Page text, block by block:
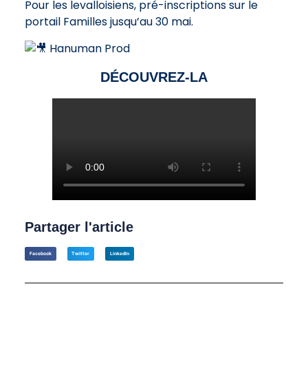
Pour les levalloisiens, pré-inscriptions sur le
portail Familles jusqu’au 30 mai.
Hanuman Prod
DÉCOUVREZ-LA
Partager l'article
Facebook Twitter LinkedIn